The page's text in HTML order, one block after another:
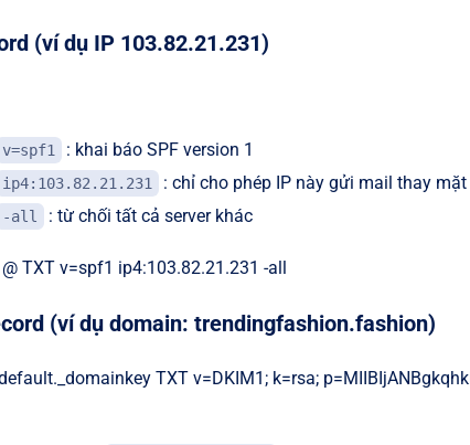
(ví dụ IP 103.82.21.231)
v=spf1 : khai báo SPF version 1
ip4:103.82.21.231 : chỉ cho phép IP này gửi mail thay
-all : từ chối tất cả server khác
@ TXT v=spf1 ip4:103.82.21.231 -all
(ví dụ domain: trendingfashion.fashion)
TXT v=DKIM1; k=rsa;